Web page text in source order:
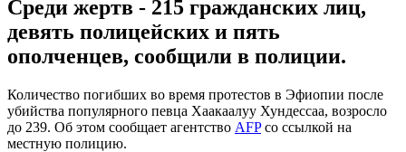
Среди жертв - 215 гражданских лиц,
девять полицейских и пять
ополченцев, сообщили в полиции.
Количество погибших во время протестов в Эфиопии после
убийства популярного певца Хаакаалуу Хундессаа, возросло
до 239. Об этом сообщает агентство AFPсо ссылкой на
местную полицию.